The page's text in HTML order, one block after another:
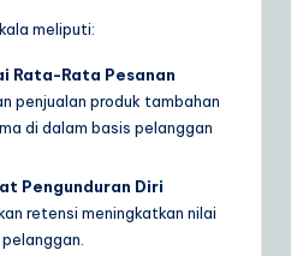
meliputi:
Rata-Rata Pesanan
penjualan produk tambahan
di dalam basis pelanggan
Pengunduran Diri
retensi meningkatkan nilai